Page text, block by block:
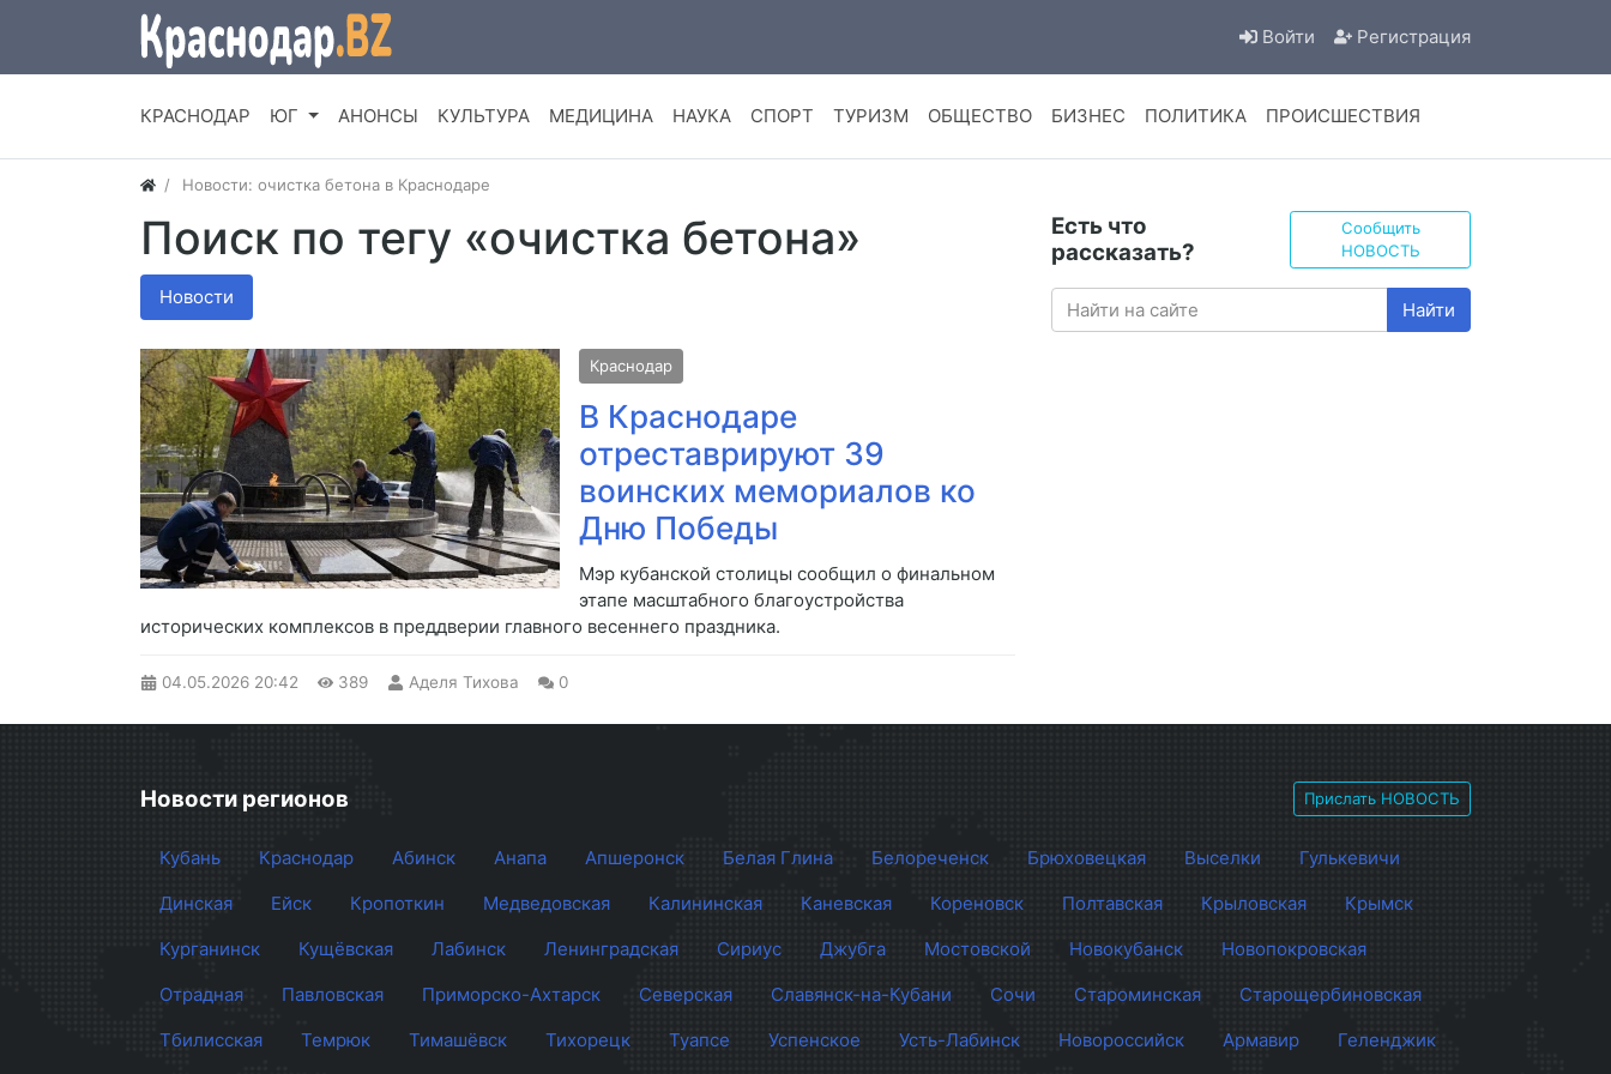
Войти Регистрация
КРАСНОДАР ЮГ АНОНСЫ КУЛЬТУРА МЕДИЦИНА НАУКА СПОРТ ТУРИЗМ ОБЩЕСТВО БИЗНЕС ПОЛИТИКА ПРОИСШЕСТВИЯ
Новости: очистка бетона в Краснодаре
Поиск по тегу «очистка бетона»
Новости
Краснодар
В Краснодаре
отреставрируют 39
воинских мемориалов ко
Дню Победы
Мэр кубанской столицы сообщил о финальном
этапе масштабного благоустройства
исторических комплексов в преддверии главного весеннего праздника.
04.05.2026 20:42 389 Аделя Тихова 0
Есть что
рассказать?
Сообщить
НОВОСТЬ
Найти
Новости регионов Прислать НОВОСТЬ
Кубань Краснодар Абинск Анапа Апшеронск Белая Глина Белореченск Брюховецкая Выселки
Гулькевичи
Динская
Ейск Кропоткин Медведовская Калининская Каневская Кореновск Полтавская Крыловская
Крымск
Курганинск
Кущёвская Лабинск Ленинградская Сириус Джубга Мостовской Новокубанск
Новопокровская
Отрадная
Павловская Приморско-Ахтарск Северская Славянск-на-Кубани Сочи Староминская
Старощербиновская
Тбилисская
Темрюк Тимашёвск Тихорецк Туапсе Успенское Усть-Лабинск Новороссийск Армавир Геленджик